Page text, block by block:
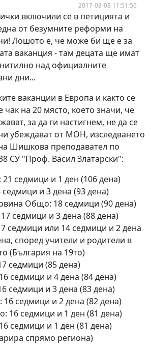
2017-08-08 11:51:56
включили се в петицията и
от безумните реформи на
Лошото е, че може би ще е за
ваканция - там децата ще имат
над официалните
дни...
ваканции в Европа и както се
чак на 20 място, което значи, че
за да ги настигнем, не да се
убеждават от МОН, изследването
Шишкова преподавател по
СУ "Проф. Васил Златарски":
седмици и 1 ден (106 дена)
и 3 дена (93 дена)
Общо: 18 седмици (90 дена)
седмици и 3 дена (88 дена)
седмици или 14 седмици и 2 дена
според учители и родители в
(България на 19то)
седмици (85 дена)
седмици и 4 дена (84 дена)
седмици и 3 дена (83 дена)
седмици и 2 дена (82 дена)
16 седмици и 1 ден (81 дена)
седмици и 1 ден (81 дена)
спрямо региона)